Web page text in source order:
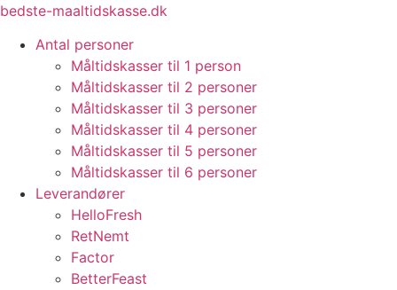
Videre
indhold
bedste-maaltidskasse.dk
Antal personer
Måltidskasser til 1 person
Måltidskasser til 2 personer
Måltidskasser til 3 personer
Måltidskasser til 4 personer
Måltidskasser til 5 personer
Måltidskasser til 6 personer
Leverandører
HelloFresh
RetNemt
Factor
BetterFeast